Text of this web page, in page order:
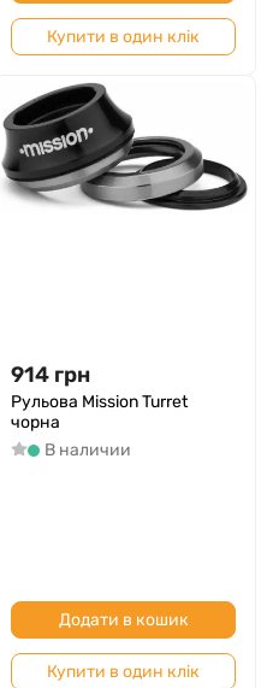
Купити в один клік
914 грн
Рульова Mission Turret
чорна
В наличии
Додати в кошик
Купити в один клік